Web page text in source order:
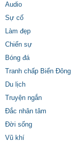
Audio
Sự cố
Làm đẹp
Chiến sự
Bóng đá
Tranh chấp Biển Đông
Du lịch
Truyện ngắn
Đắc nhân tâm
Đời sống
Vũ khí